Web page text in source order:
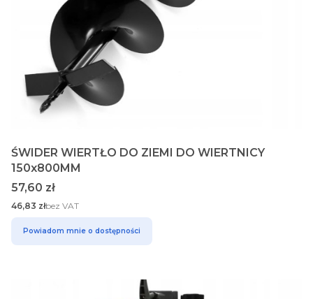
ŚWIDER WIERTŁO DO ZIEMI DO WIERTNICY
150x800MM
Cena
57,60 zł
Cena
46,83 złbez VAT
Powiadom mnie o dostępności